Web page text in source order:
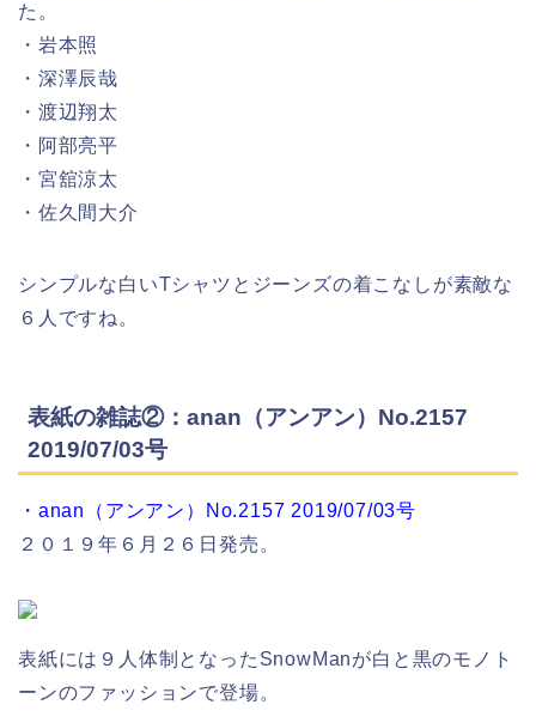
た。
・岩本照
・深澤辰哉
・渡辺翔太
・阿部亮平
・宮舘涼太
・佐久間大介
シンプルな白いTシャツとジーンズの着こなしが素敵な
６人ですね。
表紙の雑誌②：anan（アンアン）No.2157
2019/07/03号
・anan（アンアン）No.2157 2019/07/03号
２０１９年６月２６日発売。
表紙には９人体制となったSnowManが白と黒のモノト
ーンのファッションで登場。